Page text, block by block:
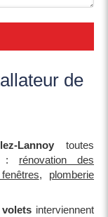
de
Lannoy toutes
rénovation des
, plomberie
interviennent